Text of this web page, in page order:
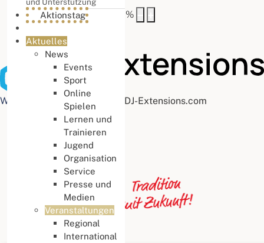
Buchstabenabstand
%
Web Accessibility plugin by DJ-Extensions.com
Aktionstag
Aktuelles
News
Events
Sport
Online
Spielen
Lernen und
Trainieren
Jugend
Organisation
Service
Presse und
Medien
Veranstaltungen
Regional
International